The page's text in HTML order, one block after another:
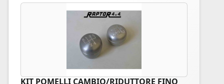
KIT POMELLI CAMBIO/RIDUTTORE FINO